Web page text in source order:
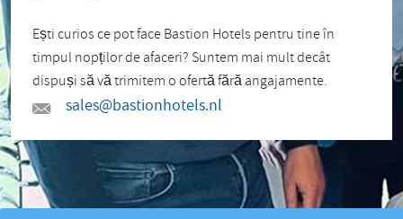
Ești curios ce pot face Bastion Hotels pentru tine în
timpul nopților de afaceri? Suntem mai mult decât
dispuși să vă trimitem o ofertă fără angajamente.
sales@bastionhotels.nl